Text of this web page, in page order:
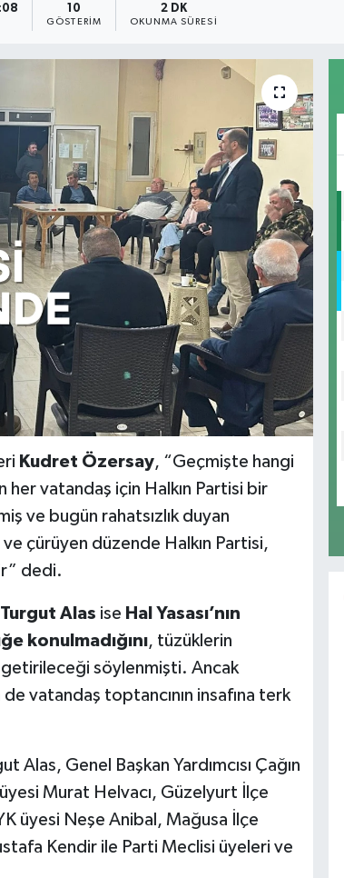
10
GÖSTERIM
2 DK
OKUNMA SÜRESI
Kudret Özersay, “Geçmişte hangi
her vatandaş için Halkın Partisi bir
ve bugün rahatsızlık duyan
çürüyen düzende Halkın Partisi,
dedi.
Turgut Alas ise Hal Yasası’nın
konulmadığını, tüzüklerin
getirileceği söylenmişti. Ancak
vatandaş toptancının insafına terk
Genel Başkan Yardımcısı Çağın
Murat Helvacı, Güzelyurt İlçe
üyesi Neşe Anibal, Mağusa İlçe
Kendir ile Parti Meclisi üyeleri ve